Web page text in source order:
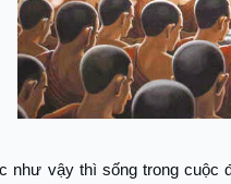
như vậy thì sống trong cuộc